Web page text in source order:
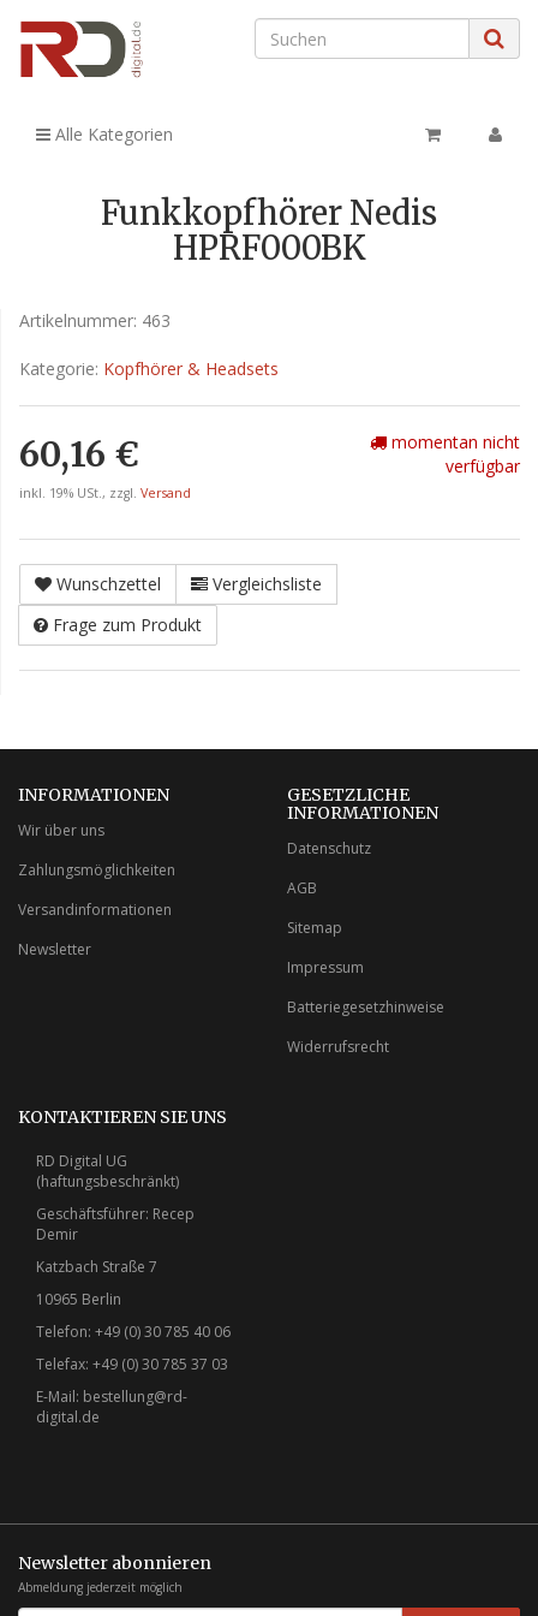
Alle Kategorien
Funkkopfhörer Nedis
HPRF000BK
Artikelnummer: 463
Kategorie: Kopfhörer & Headsets
60,16 €
inkl. 19% USt., zzgl. Versand
momentan nicht
verfügbar
Wunschzettel
Vergleichsliste
Frage zum Produkt
INFORMATIONEN
Wir über uns
Zahlungsmöglichkeiten
Versandinformationen
Newsletter
GESETZLICHE
INFORMATIONEN
Datenschutz
AGB
Sitemap
Impressum
Batteriegesetzhinweise
Widerrufsrecht
KONTAKTIEREN SIE UNS
RD Digital UG
(haftungsbeschränkt)
Geschäftsführer: Recep
Demir
Katzbach Straße 7
10965 Berlin
Telefon: +49 (0) 30 785 40 06
Telefax: +49 (0) 30 785 37 03
E-Mail: bestellung@rd-
digital.de
Newsletter abonnieren
Abmeldung jederzeit möglich